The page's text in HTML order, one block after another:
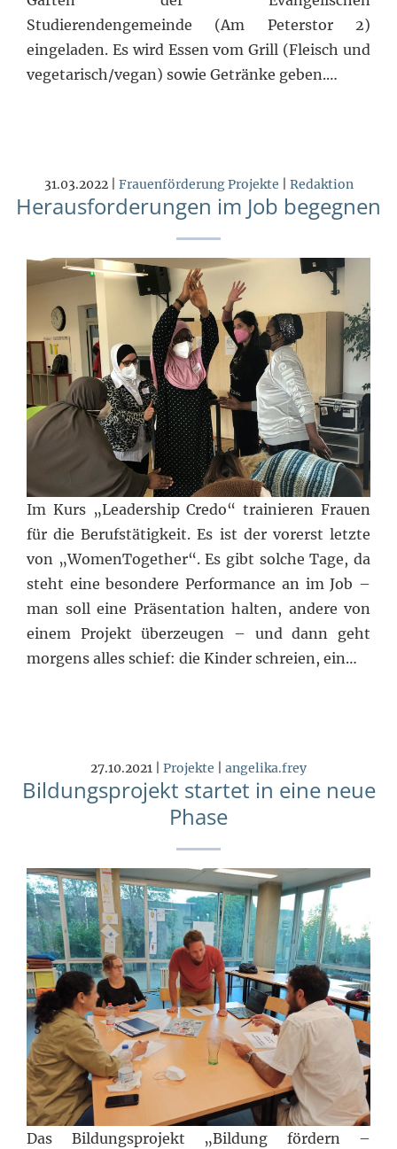
Studierendengemeinde (Am Peterstor 2)
eingeladen. Es wird Essen vom Grill (Fleisch und
vegetarisch/vegan) sowie Getränke geben.…
31.03.2022 | FrauenförderungProjekte Redaktion
Herausforderungen im Job begegnen
Im Kurs „Leadership Credo“ trainieren Frauen
für die Berufstätigkeit. Es ist der vorerst letzte
von „WomenTogether“. Es gibt solche Tage, da
steht eine besondere Performance an im Job –
man soll eine Präsentation halten, andere von
einem Projekt überzeugen – und dann geht
morgens alles schief: die Kinder schreien, ein…
27.10.2021 | Projekte angelika.frey
Bildungsprojekt startet in eine neue
Phase
Das Bildungsprojekt „Bildung fördern –